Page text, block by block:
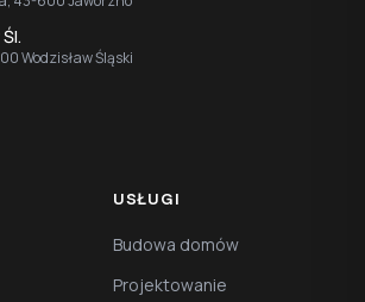
Wodzisław Śląski
USŁUGI
Budowa domów
Projektowanie